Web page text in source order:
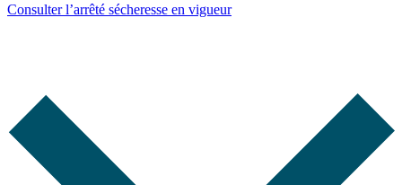
Consulter l’arrêté sécheresse en vigueur